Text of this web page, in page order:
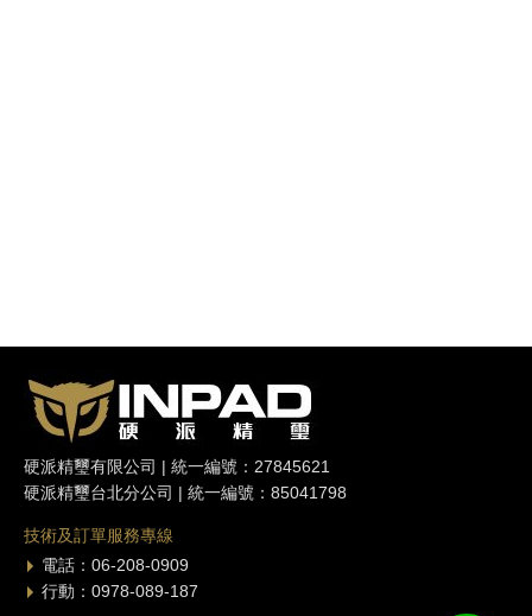
硬派精璽有限公司 | 統一編號：27845621
硬派精璽台北分公司 | 統一編號：85041798
技術及訂單服務專線
電話：06-208-0909
行動：0978-089-187